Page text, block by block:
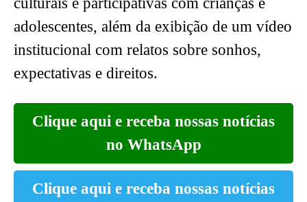
adolescentes, além da exibição de um vídeo
institucional com relatos sobre sonhos,
expectativas e direitos.
Clique aqui e receba nossas notícias
no WhatsApp
Clique aqui e receba nossas notícias